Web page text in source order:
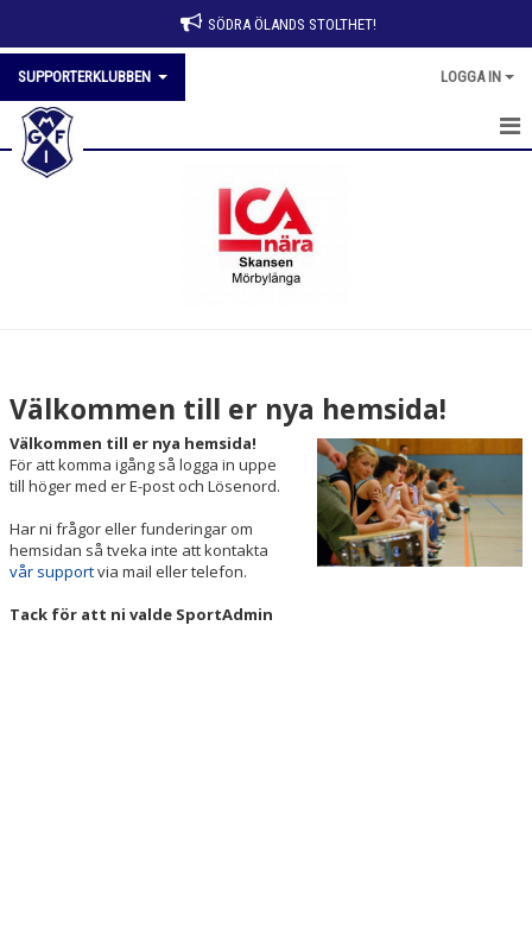
SÖDRA ÖLANDS STOLTHET!
SUPPORTERKLUBBEN LOGGA IN
HEM
KONTAKT
Välkommen till er nya hemsida!
Välkommen till er nya hemsida!
För att komma igång så logga in uppe
till höger med er E-post och Lösenord.
Har ni frågor eller funderingar om
hemsidan så tveka inte att kontakta
vår supportvia mail eller telefon.
Tack för att ni valde SportAdmin